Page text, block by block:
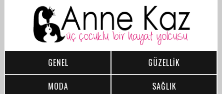
GENEL
GÜZELLİK
MODA
SAĞLIK